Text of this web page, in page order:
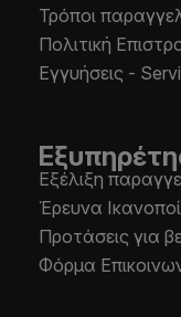
Τρόποι
Πολιτική
Εγγυήσεις -
Εξέλιξη
Έρευνα
Προτάσεις για
Φόρμα